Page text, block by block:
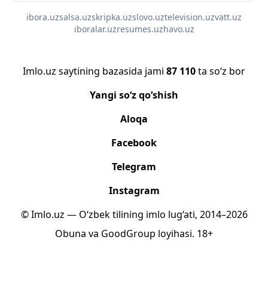
ibora.uzsalsa.uzskripka.uzslovo.uztelevision.uzvatt.uz
iboralar.uzresumes.uzhavo.uz
Imlo.uz saytining bazasida jami 87 110ta so‘z bor
Yangi so‘z qo‘shish
Aloqa
Facebook
Telegram
Instagram
© Imlo.uz — O‘zbek tilining imlo lug‘ati, 2014–2026
Obuna va GoodGroup loyihasi. 18+